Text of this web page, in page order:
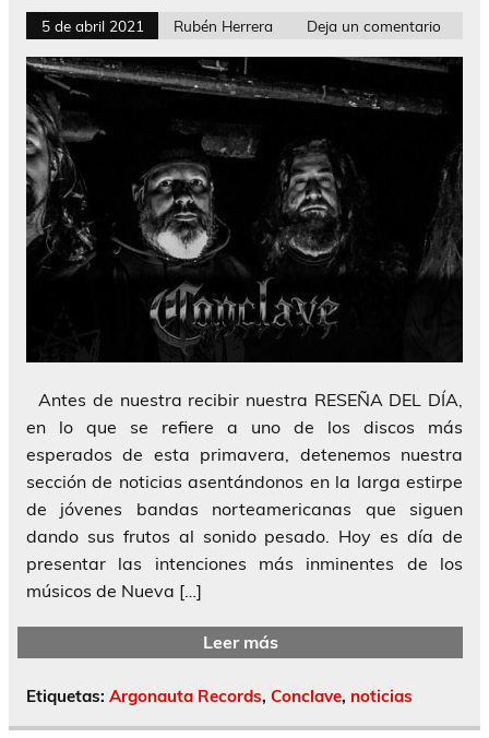
5 de abril 2021 Rubén Herrera Deja un comentario
Antes de nuestra recibir nuestra RESEÑA DEL DÍA,
en lo que se refiere a uno de los discos más
esperados de esta primavera, detenemos nuestra
sección de noticias asentándonos en la larga estirpe
de jóvenes bandas norteamericanas que siguen
dando sus frutos al sonido pesado. Hoy es día de
presentar las intenciones más inminentes de los
músicos de Nueva […]
Leer más
Etiquetas: Argonauta Records, Conclave, noticias